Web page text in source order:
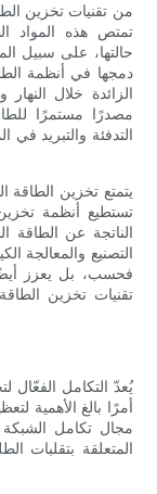
من تقنيات تخزين
حالتها، على سبيل
دمجها في أنظمة
الزائدة خلال
مصدرًا مستمرًا
التدفئة والتبريد في
يتمتع تخزين الطاقة
تستطيع أنظمة
الناتجة عن الطاقة
التصنيع والمعالجة
فحسب، بل يعزز
تقنيات تخزين
يُعدّ التكامل الفعّال
أمرًا بالغ الأهمية
مجال تكامل الشبكة
المتعلقة بتقلبات